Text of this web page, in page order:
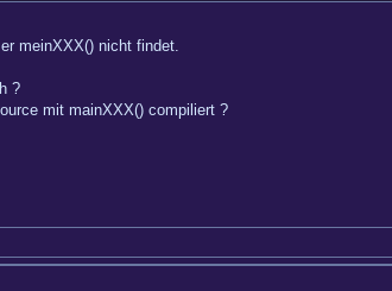
meinXXX() nicht findet.
?
mit mainXXX() compiliert ?